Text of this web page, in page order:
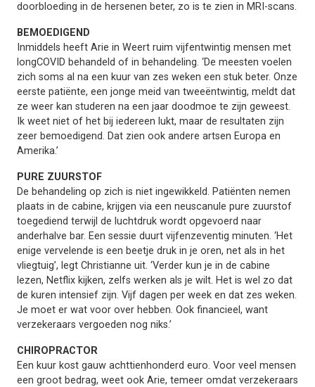
doorbloeding in de hersenen beter, zo is te zien in MRI-scans.
BEMOEDIGEND
Inmiddels heeft Arie in Weert ruim vijfentwintig mensen met
longCOVID behandeld of in behandeling. ‘De meesten voelen
zich soms al na een kuur van zes weken een stuk beter. Onze
eerste patiënte, een jonge meid van tweeëntwintig, meldt dat
ze weer kan studeren na een jaar doodmoe te zijn geweest.
Ik weet niet of het bij iedereen lukt, maar de resultaten zijn
zeer bemoedigend. Dat zien ook andere artsen Europa en
Amerika.’
PURE ZUURSTOF
De behandeling op zich is niet ingewikkeld. Patiënten nemen
plaats in de cabine, krijgen via een neuscanule pure zuurstof
toegediend terwijl de luchtdruk wordt opgevoerd naar
anderhalve bar. Een sessie duurt vijfenzeventig minuten. ‘Het
enige vervelende is een beetje druk in je oren, net als in het
vliegtuig’, legt Christianne uit. ‘Verder kun je in de cabine
lezen, Netflix kijken, zelfs werken als je wilt. Het is wel zo dat
de kuren intensief zijn. Vijf dagen per week en dat zes weken.
Je moet er wat voor over hebben. Ook financieel, want
verzekeraars vergoeden nog niks.’
CHIROPRACTOR
Een kuur kost gauw achttienhonderd euro. Voor veel mensen
een groot bedrag, weet ook Arie, temeer omdat verzekeraars